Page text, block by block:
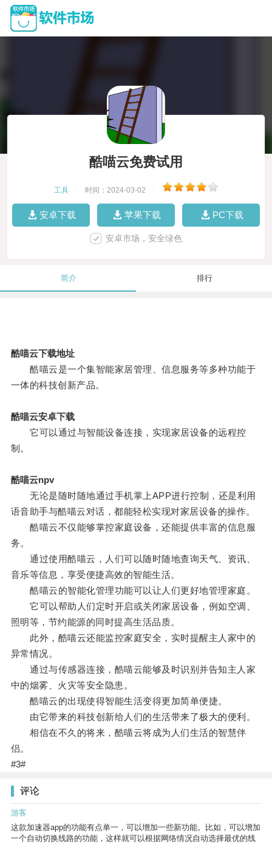
酷喵云免费试用
工具 时间：2024-03-02
安卓下载 苹果下载 PC下载
安卓市场，安全绿色
简介 排行
酷喵云下载地址
酷喵云是一个集智能家居管理、信息服务等多种功能于
一体的科技创新产品。
酷喵云安卓下载
它可以通过与智能设备连接，实现家居设备的远程控
制。
酷喵云npv
无论是随时随地通过手机掌上APP进行控制，还是利用
语音助手与酷喵云对话，都能轻松实现对家居设备的操作。
酷喵云不仅能够掌控家庭设备，还能提供丰富的信息服
务。
通过使用酷喵云，人们可以随时随地查询天气、资讯、
音乐等信息，享受便捷高效的智能生活。
酷喵云的智能化管理功能可以让人们更好地管理家庭。
它可以帮助人们定时开启或关闭家居设备，例如空调、
照明等，节约能源的同时提高生活品质。
此外，酷喵云还能监控家庭安全，实时提醒主人家中的
异常情况。
通过与传感器连接，酷喵云能够及时识别并告知主人家
中的烟雾、火灾等安全隐患。
酷喵云的出现使得智能生活变得更加简单便捷。
由它带来的科技创新给人们的生活带来了极大的便利。
相信在不久的将来，酷喵云将成为人们生活的智慧伴
侣。
#3#
评论
游客
这款加速器app的功能有点单一，可以增加一些新功能。比如，可以增加
一个自动切换线路的功能，这样就可以根据网络情况自动选择最优的线